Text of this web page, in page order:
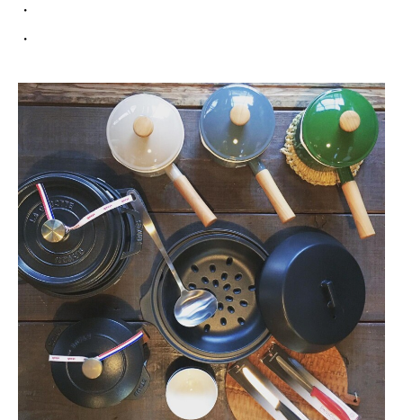
・
・